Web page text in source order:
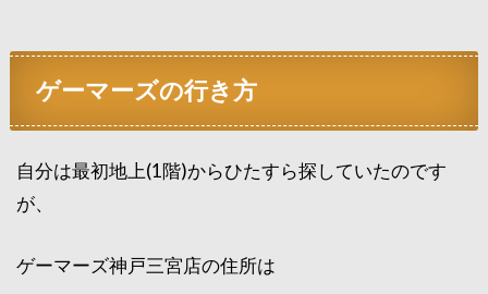
ゲーマーズの行き方
自分は最初地上(1階)からひたすら探していたのです
が、
ゲーマーズ神戸三宮店の住所は